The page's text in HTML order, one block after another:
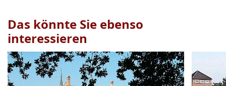
Das könnte Sie ebenso
interessieren
Veranstaltung1bis2von23sichtbar.